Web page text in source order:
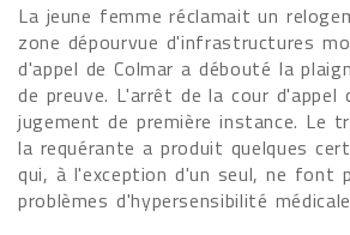
La jeune femme réclamait un
zone dépourvue d'infrastructures
d'appel de Colmar a débouté la
de preuve. L'arrêt de la cour d'appel
jugement de première instance. Le
la requérante a produit quelques
qui, à l'exception d'un seul, ne font
problèmes d'hypersensibilité